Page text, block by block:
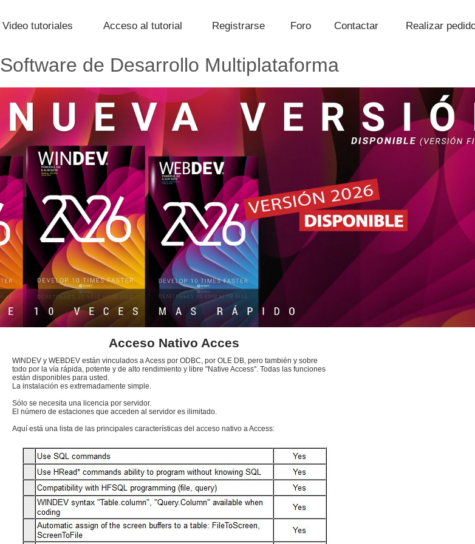
Software de Desarrollo Multiplataforma
Acceso Nativo Acces
WINDEV y WEBDEV están vinculados a Acess por ODBC, por OLE DB, pero también y sobre
todo por la vía rápida, potente y de alto rendimiento y libre "Native Access". Todas las funciones
están disponibles para usted.
La instalación es extremadamente simple.
Sólo se necesita una licencia por servidor.
El número de estaciones que acceden al servidor es ilimitado.
Aquí está una lista de las principales características del acceso nativo a Access:
Video tutoriales Acceso al tutorial Registrarse Foro Contactar Realizar